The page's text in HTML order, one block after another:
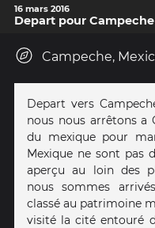
16 mars 2016
Depart pour Campeche
Campeche,
Depart vers
nous nous arrêtons a
du mexique pour
Mexique ne sont pas
aperçu au loin des
nous sommes
classé au patrimoine
visité la cité entouré